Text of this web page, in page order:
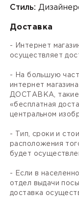
Стиль:
Доставка
- Интернет
осуществляет
- На большую
интернет
ДОСТАВКА, такие
«бесплатная
центральном
- Тип, сроки и
расположения
будет
- Если в
отдел выдачи
доставка